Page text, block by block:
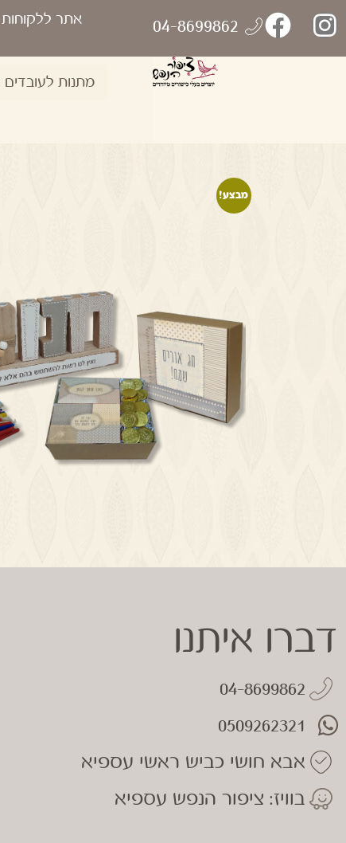
אתר 04-8699862
מתנות לעובדים
מבצע!
דברו איתנו
04-8699862
0509262321
אבא חושי כביש ראשי עספיא
בוויז: ציפור הנפש עספיא